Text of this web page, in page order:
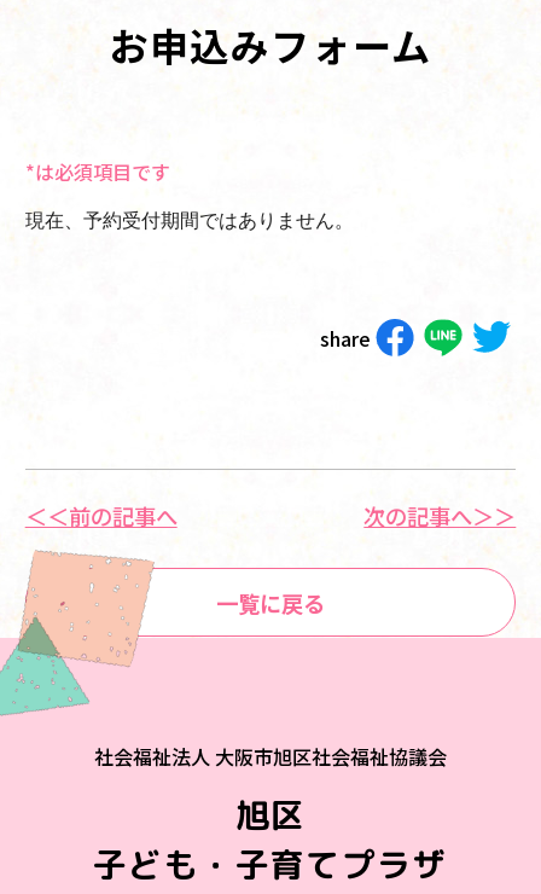
お申込みフォーム
*は必須項目です
現在、予約受付期間ではありません。
share
＜＜前の記事へ
一覧に戻る
次の記事へ＞＞
社会福祉法人 大阪市旭区社会福祉協議会
旭区
子ども・子育てプラザ